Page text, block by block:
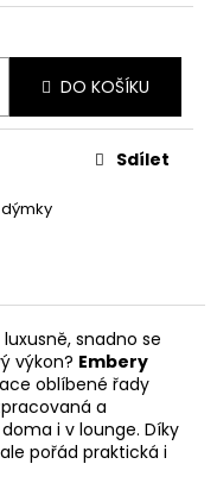
DO KOŠÍKU
Sdílet
snadno se
výkon? Embery
oblíbené řady
a
i v lounge. Díky
pořád praktická i